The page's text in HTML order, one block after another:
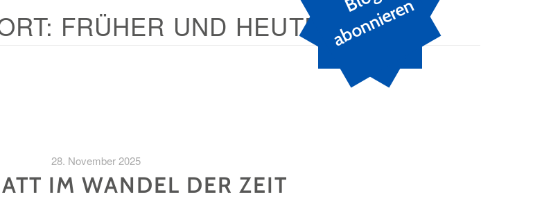
n
FRÜHER UND HEUTE
28. November 2025
IM WANDEL DER ZEIT